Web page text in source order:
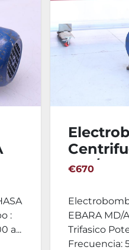
:
a...
MD/A
€670
EBARA MD/
Trifasico
Frecuencia: